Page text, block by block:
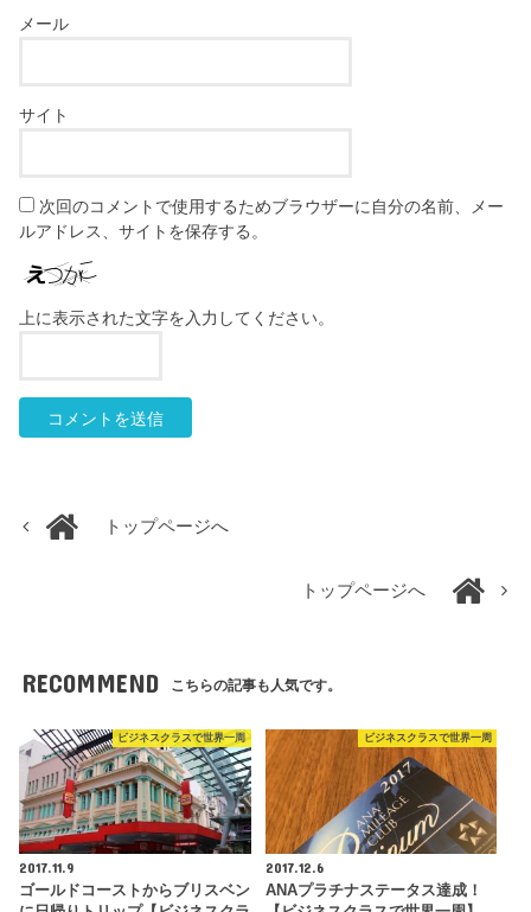
メール
サイト
次回のコメントで使用するためブラウザーに自分の名前、メー
ルアドレス、サイトを保存する。
上に表示された文字を入力してください。
トップページへ
トップページへ
RECOMMEND こちらの記事も人気です。
ビジネスクラスで世界一周
2017.11.9
ゴールドコーストからブリスベン
ビジネスクラスで世界一周
2017.12.6
ANAプラチナステータス達成！